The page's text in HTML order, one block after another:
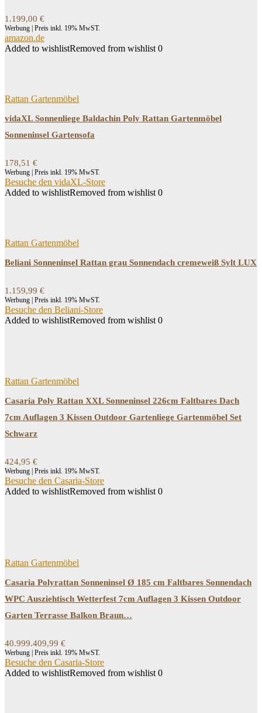
1.199,00 €
Werbung | Preis inkl. 19% MwST.
amazon.de
Added to wishlistRemoved from wishlist 0
Rattan Gartenmöbel
vidaXL Sonnenliege Baldachin Poly Rattan Gartenmöbel
Sonneninsel Gartensofa
178,51 €
Werbung | Preis inkl. 19% MwST.
Besuche den vidaXL-Store
Added to wishlistRemoved from wishlist 0
Rattan Gartenmöbel
Beliani Sonneninsel Rattan grau Sonnendach cremeweiß Sylt LUX
1.159,99 €
Werbung | Preis inkl. 19% MwST.
Besuche den Beliani-Store
Added to wishlistRemoved from wishlist 0
Rattan Gartenmöbel
Casaria Poly Rattan XXL Sonneninsel 226cm Faltbares Dach
7cm Auflagen 3 Kissen Outdoor Gartenliege Gartenmöbel Set
Schwarz
424,95 €
Werbung | Preis inkl. 19% MwST.
Besuche den Casaria-Store
Added to wishlistRemoved from wishlist 0
Rattan Gartenmöbel
Casaria Polyrattan Sonneninsel Ø 185 cm Faltbares Sonnendach
WPC Ausziehtisch Wetterfest 7cm Auflagen 3 Kissen Outdoor
Garten Terrasse Balkon Braun…
40.999.409,99 €
Werbung | Preis inkl. 19% MwST.
Besuche den Casaria-Store
Added to wishlistRemoved from wishlist 0